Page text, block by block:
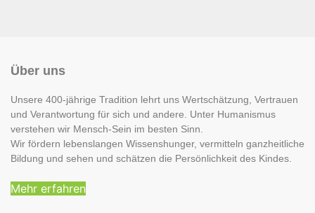
Über uns
Unsere 400-jährige Tradition lehrt uns Wertschätzung, Vertrauen
und Verantwortung für sich und andere. Unter Humanismus
verstehen wir Mensch-Sein im besten Sinn.
Wir fördern lebenslangen Wissenshunger, vermitteln ganzheitliche
Bildung und sehen und schätzen die Persönlichkeit des Kindes.
Mehr erfahren